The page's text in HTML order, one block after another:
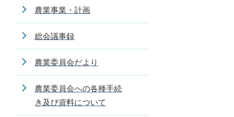
農業事業・計画
総会議事録
農業委員会だより
農業委員会への各種手続
き及び資料について